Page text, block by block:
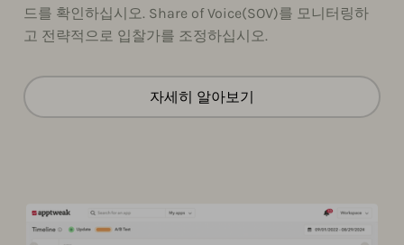
드를 확인하십시오. Share of Voice(SOV)를 모니터링하
고 전략적으로 입찰가를 조정하십시오.
자세히 알아보기